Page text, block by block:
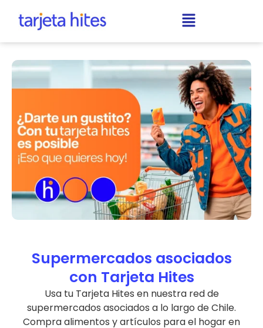
Supermercados asociados
con Tarjeta Hites
Usa tu Tarjeta Hites en nuestra red de
supermercados asociados a lo largo de Chile.
Compra alimentos y artículos para el hogar en